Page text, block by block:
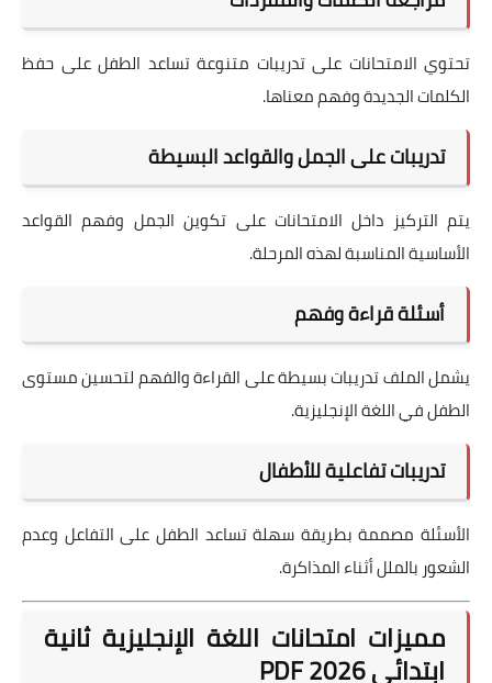
تحتوي الامتحانات على تدريبات متنوعة تساعد الطفل على حفظ
الكلمات الجديدة وفهم معناها.
تدريبات على الجمل والقواعد البسيطة
يتم التركيز داخل الامتحانات على تكوين الجمل وفهم القواعد
الأساسية المناسبة لهذه المرحلة.
أسئلة قراءة وفهم
يشمل الملف تدريبات بسيطة على القراءة والفهم لتحسين مستوى
الطفل في اللغة الإنجليزية.
تدريبات تفاعلية للأطفال
الأسئلة مصممة بطريقة سهلة تساعد الطفل على التفاعل وعدم
الشعور بالملل أثناء المذاكرة.
مميزات امتحانات اللغة الإنجليزية ثانية
ابتدائي 2026 PDF